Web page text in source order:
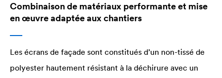
Combinaison de matériaux performante et mise
en œuvre adaptée aux chantiers
Les écrans de façade sont constitués d’un non-tissé de
polyester hautement résistant à la déchirure avec un